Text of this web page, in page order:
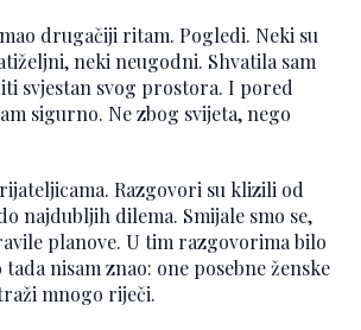
drugačiji ritam. Pogledi. Neki su
neki neugodni. Shvatila sam
svjestan svog prostora. I pored
sigurno. Ne zbog svijeta, nego
Razgovori su klizili od
najdubljih dilema. Smijale smo se,
planove. U tim razgovorima bilo
nisam znao: one posebne ženske
mnogo riječi.